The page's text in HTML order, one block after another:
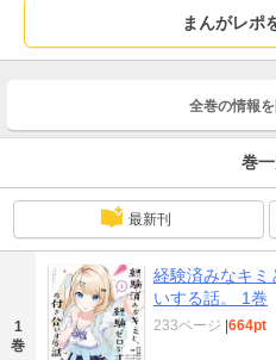
まんがレポ
全巻の情報を
巻
最新刊
1
巻
経験済みなキミ
いする話。 1巻
233ページ |664pt